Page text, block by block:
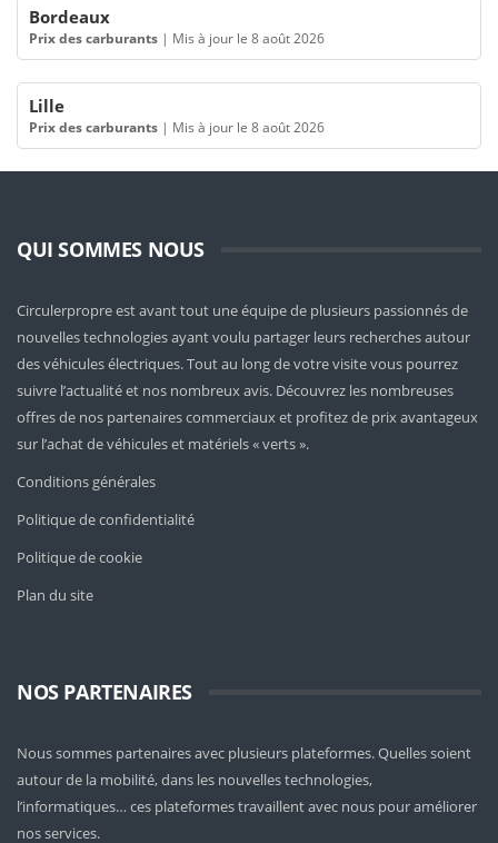
Bordeaux
Prix des carburants | Mis à jour le 8 août 2026
Lille
Prix des carburants | Mis à jour le 8 août 2026
QUI SOMMES NOUS
Circulerpropre est avant tout une équipe de plusieurs passionnés de
nouvelles technologies ayant voulu partager leurs recherches autour
des véhicules électriques. Tout au long de votre visite vous pourrez
suivre l’actualité et nos nombreux avis. Découvrez les nombreuses
offres de nos partenaires commerciaux et profitez de prix avantageux
sur l’achat de véhicules et matériels « verts ».
Conditions générales
Politique de confidentialité
Politique de cookie
Plan du site
NOS PARTENAIRES
Nous sommes partenaires avec plusieurs plateformes. Quelles soient
autour de la mobilité, dans les nouvelles technologies,
l’informatiques… ces plateformes travaillent avec nous pour améliorer
nos services.